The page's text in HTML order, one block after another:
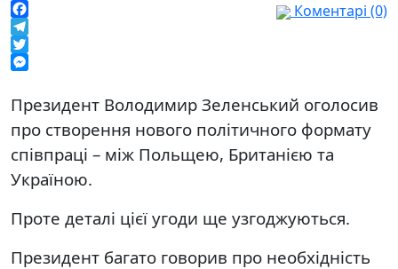
Facebook
Telegram
Twitter
Коментарі (0)
Президент Володимир Зеленський оголосив
про створення нового політичного формату
співпраці – між Польщею, Британією та
Україною.
Проте деталі цієї угоди ще узгоджуються.
Президент багато говорив про необхідність